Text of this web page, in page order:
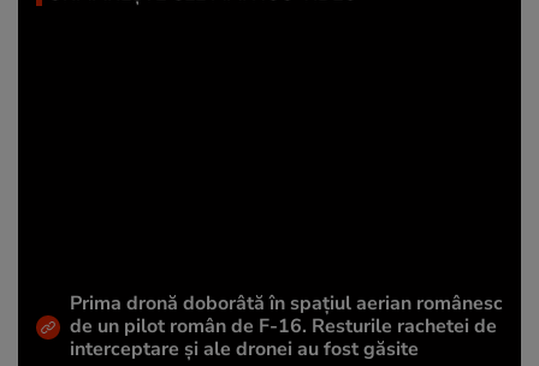
Prima dronă doborâtă în spațiul aerian românesc
de un pilot român de F-16. Resturile rachetei de
interceptare și ale dronei au fost găsite